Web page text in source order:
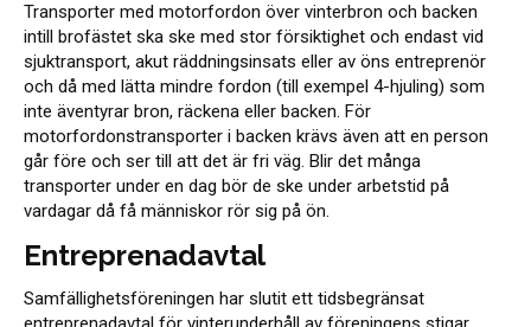
Transporter med motorfordon över vinterbron och backen
intill brofästet ska ske med stor försiktighet och endast vid
sjuktransport, akut räddningsinsats eller av öns entreprenör
och då med lätta mindre fordon (till exempel 4-hjuling) som
inte äventyrar bron, räckena eller backen. För
motorfordonstransporter i backen krävs även att en person
går före och ser till att det är fri väg. Blir det många
transporter under en dag bör de ske under arbetstid på
vardagar då få människor rör sig på ön.
Entreprenadavtal
Samfällighetsföreningen har slutit ett tidsbegränsat